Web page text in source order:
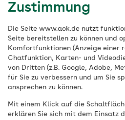
Zustimmung
Die Seite www.aok.de nutzt
Seite bereitstellen zu können und
Komfortfunktionen (Anzeige einer
Chatfunktion, Karten- und
von Dritten (z.B. Google, Adobe,
für Sie zu verbessern und um Sie
ansprechen zu können.
Mit einem Klick auf die
erklären Sie sich mit dem Einsatz
Gesunde
den
Veröffentlicht am:
23.11.2021 6 Minuten